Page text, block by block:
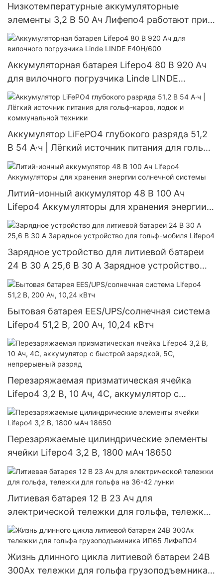
Низкотемпературные аккумуляторные
элементы 3,2 В 50 Ач Лифепо4 работают при
-40°К
Аккумуляторная батарея Lifepo4 80 В 920 Ач
для вилочного погрузчика Linde LINDE
E40H/600
Аккумулятор LiFePO4 глубокого разряда 51,2
В 54 А·ч | Лёгкий источник питания для гольф-
каров, лодок и коммунальной техники
Литий-ионный аккумулятор 48 В 100 Ач
Lifepo4 Аккумуляторы для хранения энергии
солнечной системы
Зарядное устройство для литиевой батареи
24 В 30 А 25,6 В 30 А Зарядное устройство
для гольф-мобиля Lifepo4
Бытовая батарея EES/UPS/солнечная система
Lifepo4 51,2 В, 200 Ач, 10,24 кВтч
Перезаряжаемая призматическая ячейка
Lifepo4 3,2 В, 10 Ач, 4C, аккумулятор с
быстрой зарядкой, 5C, непрерывный разряд
Перезаряжаемые цилиндрические элементы
ячейки Lifepo4 3,2 В, 1800 мАч 18650
Литиевая батарея 12 В 23 Ач для
электрической тележки для гольфа, тележки
для гольфа на 36-42 лунки
Жизнь длинного цикла литиевой батареи 24В
300Ах тележки для гольфа грузоподъемника